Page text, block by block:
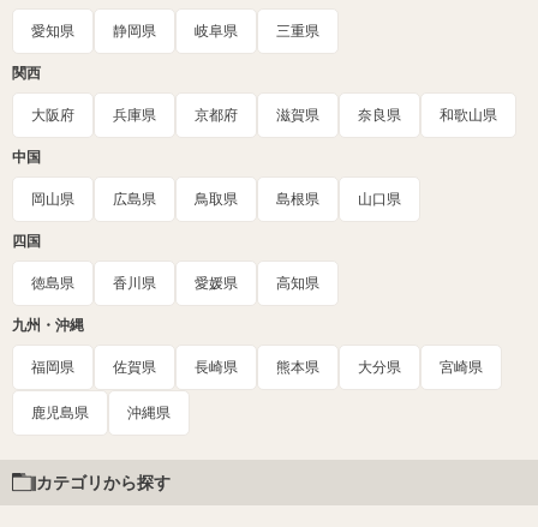
愛知県 静岡県 岐阜県 三重県
関西
大阪府 兵庫県 京都府 滋賀県 奈良県 和歌山県
中国
岡山県 広島県 鳥取県 島根県 山口県
四国
徳島県 香川県 愛媛県 高知県
九州・沖縄
福岡県 佐賀県 長崎県 熊本県 大分県 宮崎県
鹿児島県 沖縄県
カテゴリから探す